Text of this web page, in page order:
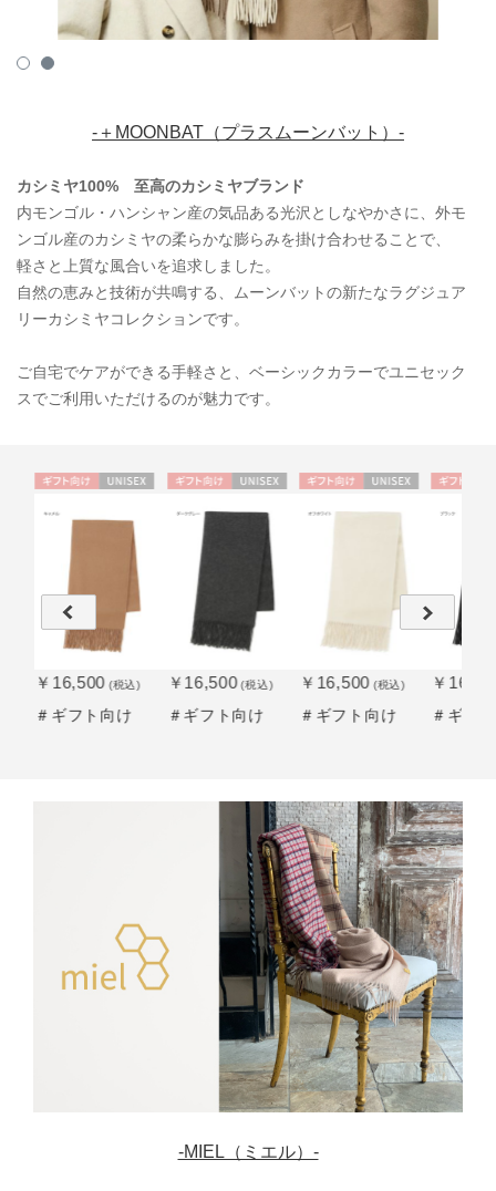
-＋MOONBAT（プラスムーンバット）-
カシミヤ100% 至高のカシミヤブランド
内モンゴル・ハンシャン産の気品ある光沢としなやかさに、外モ
ンゴル産のカシミヤの柔らかな膨らみを掛け合わせることで、
軽さと上質な風合いを追求しました。
自然の恵みと技術が共鳴する、ムーンバットの新たなラグジュア
リーカシミヤコレクションです。
ご自宅でケアができる手軽さと、ベーシックカラーでユニセック
スでご利用いただけるのが魅力です。
向け
X
￥16,500 (税込)
＃ギフト向け
向け
￥16,500 (税込)
＃ギフト向け
向け
￥16,500 (税込)
＃ギフト向け
向け
￥
＃ギフ
-MIEL（ミエル）-